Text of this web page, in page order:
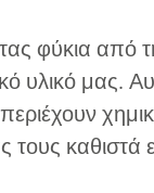
φύκια από
υλικό μας.
τους καθιστά